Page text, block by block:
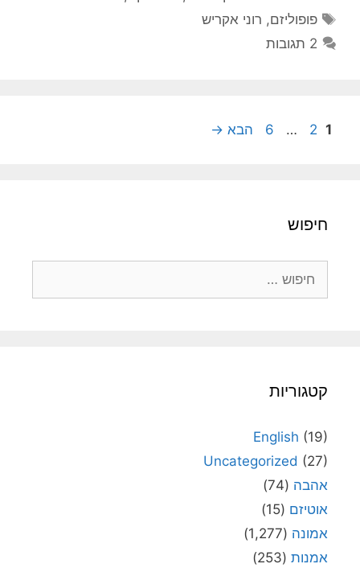
תגיות
פופוליזם, רוני אקריש
2 תגובות
עמוד
1 עמוד
2
… עמוד
6 הבא →
חיפוש
קטגוריות
English (19)
Uncategorized (27)
אהבה (74)
אוטיזם (15)
אמונה (1,277)
אמנות (253)